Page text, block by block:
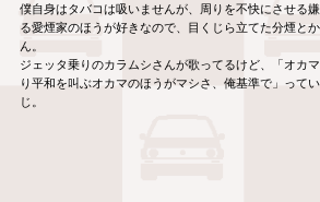
僕自身はタバコは吸いませんが、周りを不快にさせる
る愛煙家のほうが好きなので、目くじら立てた分煙と
ん。
ジェッタ乗りのカラムシさんが歌ってるけど、「オカ
り平和を叫ぶオカマのほうがマシさ、俺基準で」って
じ。